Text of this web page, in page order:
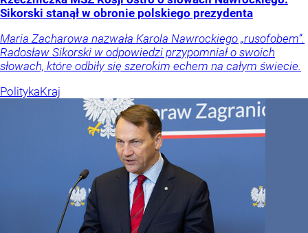
Sikorski stanął w obronie polskiego prezydenta
Maria Zacharowa nazwała Karola Nawrockiego „rusofobem”.
Radosław Sikorski w odpowiedzi przypomniał o swoich
słowach, które odbiły się szerokim echem na całym świecie.
PolitykaKraj